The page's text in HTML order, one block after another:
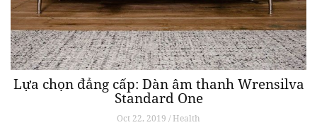
Lựa chọn đẳng cấp: Dàn âm thanh Wrensilva
Standard One
Oct 22, 2019 / Health